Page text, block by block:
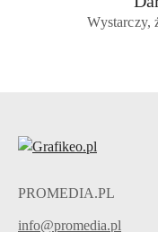
Wystarczy,
PROMEDIA.PL
info@promedia.pl